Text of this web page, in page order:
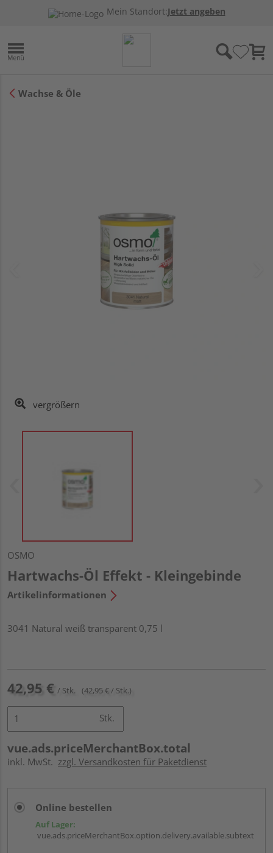
Mein Standort:Jetzt angeben
Wachse & Öle
vergrößern
OSMO
Hartwachs-Öl Effekt - Kleingebinde
Artikelinformationen
3041 Natural weiß transparent 0,75 l
42,95 € / Stk. (42,95 € / Stk.)
Stk.
vue.ads.priceMerchantBox.total
inkl. MwSt. zzgl. Versandkosten für Paketdienst
Online bestellen
Auf Lager:
vue.ads.priceMerchantBox.option.delivery.available.subtext